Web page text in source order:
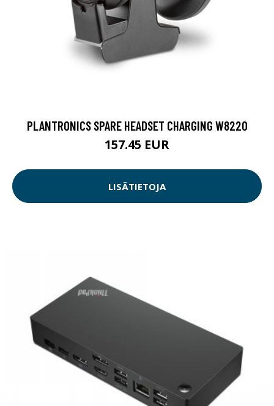
PLANTRONICS SPARE HEADSET CHARGING W8220
157.45 EUR
LISÄTIETOJA